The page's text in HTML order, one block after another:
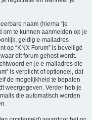
naam (hierna “je
om te kunnen aanmelden op je
geldig e-mailadres
op “KNX Forum” is beveiligd
dit forum gehost wordt.
en je e-mailadres die
is verplicht of optioneel, dat
de mogelijkheid te bepalen
weergegeven. Verder heb je
die automatisch worden